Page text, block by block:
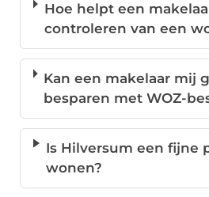
Hoe helpt een
controleren van een
Kan een makelaar mij
besparen met WOZ-
Is Hilversum een fijne
wonen?